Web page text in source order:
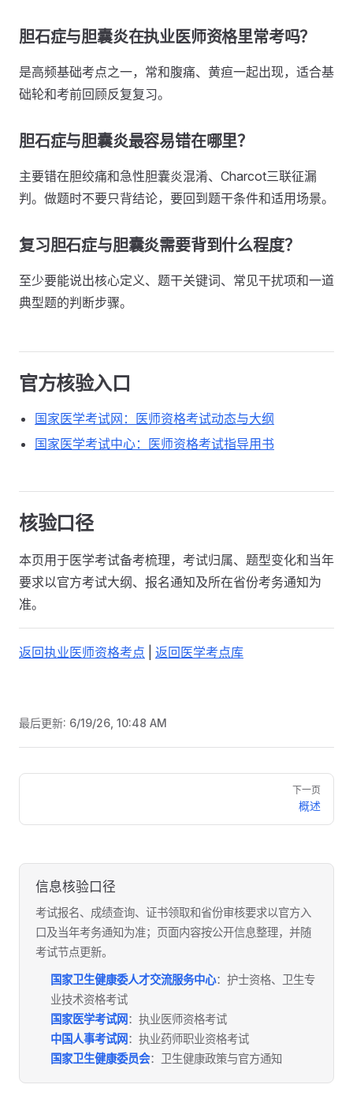
胆石症与胆囊炎在执业医师资格里常考吗？
是高频基础考点之一，常和腹痛、黄疸一起出现，适合基
础轮和考前回顾反复复习。
胆石症与胆囊炎最容易错在哪里？
主要错在胆绞痛和急性胆囊炎混淆、Charcot三联征漏
判。做题时不要只背结论，要回到题干条件和适用场景。
复习胆石症与胆囊炎需要背到什么程度？
至少要能说出核心定义、题干关键词、常见干扰项和一道
典型题的判断步骤。
官方核验入口
国家医学考试网：医师资格考试动态与大纲
国家医学考试中心：医师资格考试指导用书
核验口径
本页用于医学考试备考梳理，考试归属、题型变化和当年
要求以官方考试大纲、报名通知及所在省份考务通知为
准。
返回执业医师资格考点 返回医学考点库
最后更新: 6/19/26, 10:48 AM
Pager
下一页
概述
信息核验口径
考试报名、成绩查询、证书领取和省份审核要求以官方入
口及当年考务通知为准；页面内容按公开信息整理，并随
考试节点更新。
国家卫生健康委人才交流服务中心：护士资格、卫生专
业技术资格考试
国家医学考试网 ：执业医师资格考试
中国人事考试网 ：执业药师职业资格考试
国家卫生健康委员会：卫生健康政策与官方通知